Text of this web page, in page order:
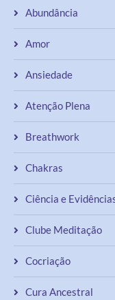
Abundância
Amor
Ansiedade
Atenção Plena
Breathwork
Chakras
Ciência e
Clube Meditação
Cocriação
Cura Ancestral